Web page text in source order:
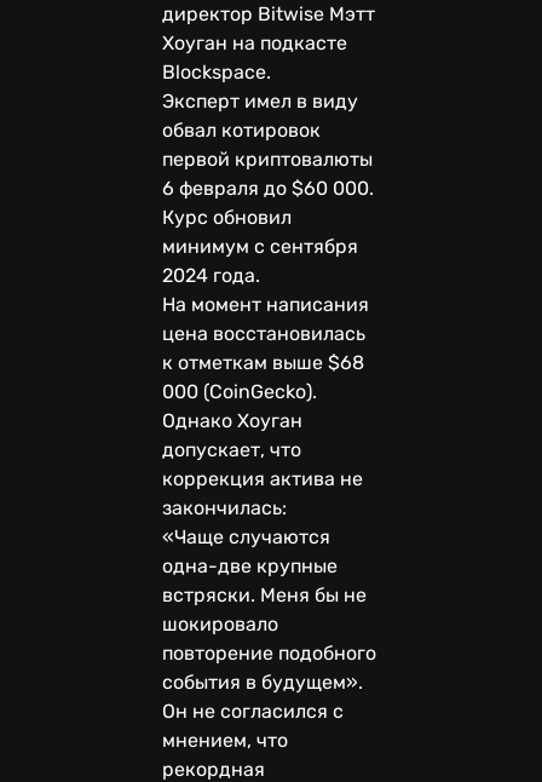
директор Bitwise Мэтт
Хоуган на подкасте
Blockspace.
Эксперт имел в виду
обвал котировок
первой криптовалюты
6 февраля до $60 000.
Курс обновил
минимум с сентября
2024 года.
На момент написания
цена восстановилась
к отметкам выше $68
000 (CoinGecko).
Однако Хоуган
допускает, что
коррекция актива не
закончилась:
«Чаще случаются
одна-две крупные
встряски. Меня бы не
шокировало
повторение подобного
события в будущем».
Он не согласился с
мнением, что
рекордная